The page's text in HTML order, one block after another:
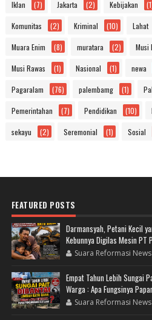
Iklan (7) Jakarta (2) Kebijakan
Komunitas (2) Kriminal (10) Lahat
Muara Enim (8) muratara (2) Musi
Musi Rawas (1) Nasional (1) newa
Pagaralam (76) palembamg (1)
Pemerintahan (7) Pendidikan (10)
sekayu (2) Seremonial (1) Sosial
FEATURED POSTS
Darmansyah, Petani Kecil
Kebunnya Digilas Mesin PT
Suara Reformasi News
Empat Tahun Lebih Sungai
Warga : Apa Fungsinya
Suara Reformasi News